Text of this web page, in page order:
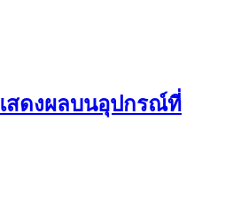
สดงผลบนอุปกรณ์ที่